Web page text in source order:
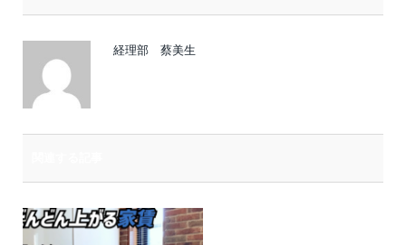
経理部 蔡美生